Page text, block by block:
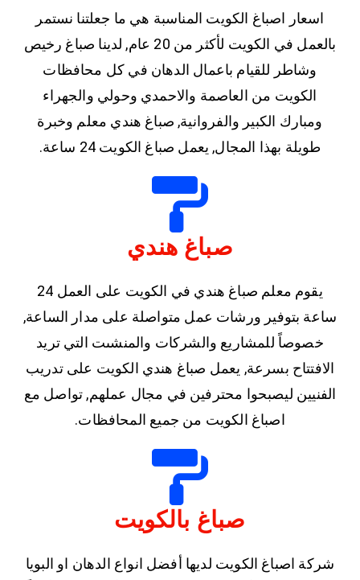
اسعار اصباغ الكويت المناسبة هي ما جعلتنا نستمر
بالعمل في الكويت لأكثر من 20 عام, لدينا صباغ رخيص
وشاطر للقيام باعمال الدهان في كل محافظات
الكويت من العاصمة والاحمدي وحولي والجهراء
ومبارك الكبير والفروانية, صباغ هندي معلم وخبرة
طويلة بهذا المجال, يعمل صباغ الكويت 24 ساعة.
صباغ هندي
يقوم معلم صباغ هندي في الكويت على العمل 24
ساعة بتوفير ورشات عمل متواصلة على مدار الساعة,
خصوصاً للمشاريع والشركات والمنشىت التي تريد
الافتتاح بسرعة, يعمل صباغ هندي الكويت على تدريب
الفنيين ليصبحوا محترفين في مجال عملهم, تواصل مع
اصباغ الكويت من جميع المحافظات.
صباغ بالكويت
شركة اصباغ الكويت لديها أفضل انواع الدهان او البويا